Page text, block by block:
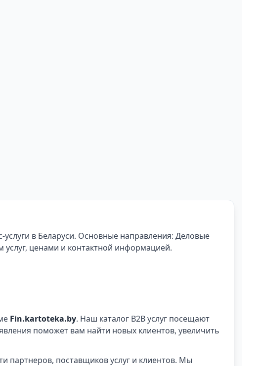
услуги в Беларуси. Основные направления: Деловые
ценами и контактной информацией.
Fin.kartoteka.by. Наш каталог B2B услуг посещают
поможет вам найти новых клиентов, увеличить
партнеров, поставщиков услуг и клиентов. Мы